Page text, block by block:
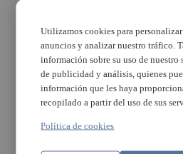
aceitunas
Utilizamos cookies para
anuncios y analizar nuestro tráfico.
información sobre su uso de
de publicidad y análisis, quienes
información que les haya
recopilado a partir del uso de sus
Política de cookies